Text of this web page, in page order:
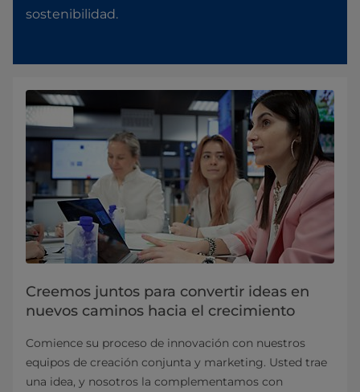
sostenibilidad.
Creemos juntos para convertir ideas en
nuevos caminos hacia el crecimiento
Comience su proceso de innovación con nuestros
equipos de creación conjunta y marketing. Usted trae
una idea, y nosotros la complementamos con